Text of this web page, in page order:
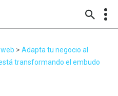
> Adapta tu negocio al
transformando el embudo